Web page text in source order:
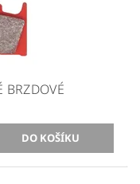
BRZDOVÉ